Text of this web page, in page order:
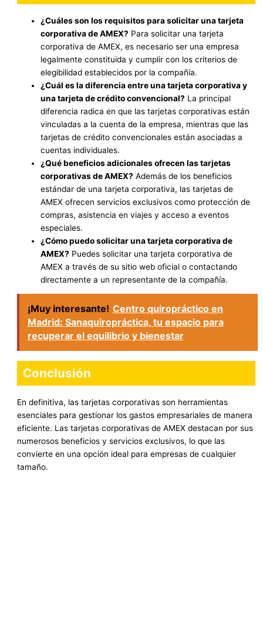
¿Cuáles son los requisitos para solicitar una tarjeta
corporativa de AMEX? Para solicitar una tarjeta
corporativa de AMEX, es necesario ser una empresa
legalmente constituida y cumplir con los criterios de
elegibilidad establecidos por la compañía.
¿Cuál es la diferencia entre una tarjeta corporativa y
una tarjeta de crédito convencional? La principal
diferencia radica en que las tarjetas corporativas están
vinculadas a la cuenta de la empresa, mientras que las
tarjetas de crédito convencionales están asociadas a
cuentas individuales.
¿Qué beneficios adicionales ofrecen las tarjetas
corporativas de AMEX? Además de los beneficios
estándar de una tarjeta corporativa, las tarjetas de
AMEX ofrecen servicios exclusivos como protección de
compras, asistencia en viajes y acceso a eventos
especiales.
¿Cómo puedo solicitar una tarjeta corporativa de
AMEX? Puedes solicitar una tarjeta corporativa de
AMEX a través de su sitio web oficial o contactando
directamente a un representante de la compañía.
¡Muy interesante! Centro quiropráctico en
Madrid: Sanaquiropráctica, tu espacio para
recuperar el equilibrio y bienestar
Conclusión
En definitiva, las tarjetas corporativas son herramientas
esenciales para gestionar los gastos empresariales de manera
eficiente. Las tarjetas corporativas de AMEX destacan por sus
numerosos beneficios y servicios exclusivos, lo que las
convierte en una opción ideal para empresas de cualquier
tamaño.